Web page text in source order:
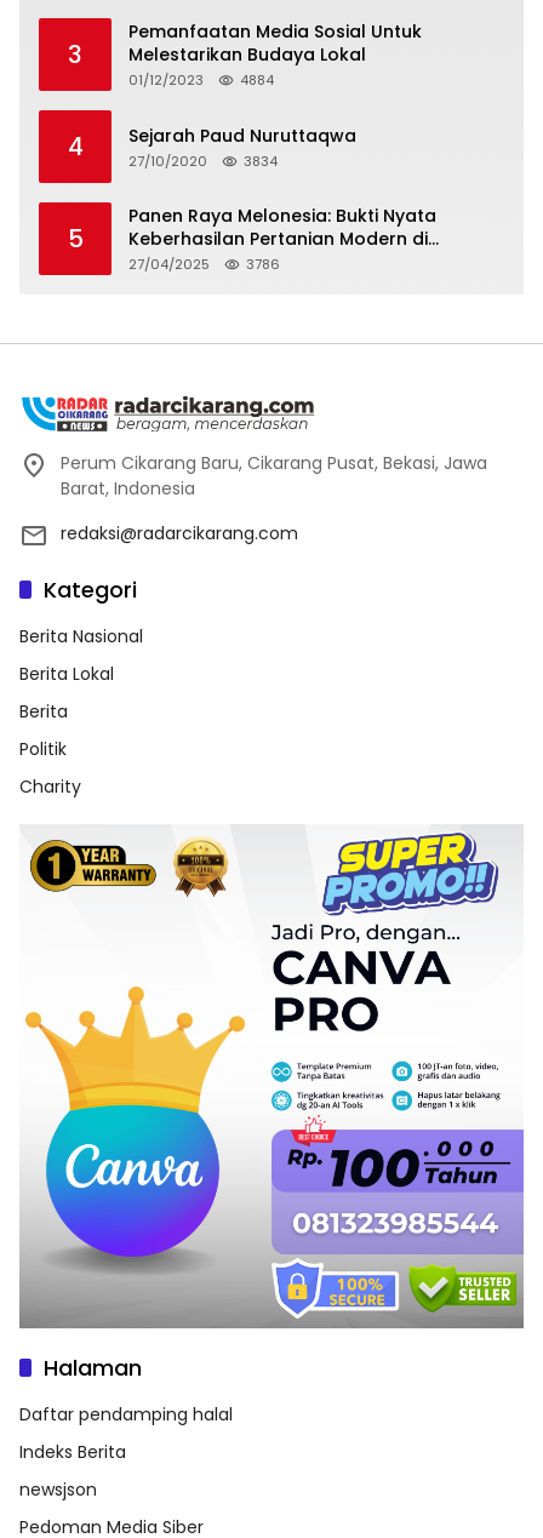
3
Pemanfaatan Media Sosial Untuk
Melestarikan Budaya Lokal
01/12/2023 4884
4 Sejarah Paud Nuruttaqwa
27/10/2020 3834
5
Panen Raya Melonesia: Bukti Nyata
Keberhasilan Pertanian Modern di
Kabupaten Bekasi
27/04/2025 3786
Perum Cikarang Baru, Cikarang Pusat, Bekasi, Jawa
Barat, Indonesia
redaksi@radarcikarang.com
Kategori
Berita Nasional
Berita Lokal
Berita
Politik
Charity
Halaman
Daftar pendamping halal
Indeks Berita
newsjson
Pedoman Media Siber